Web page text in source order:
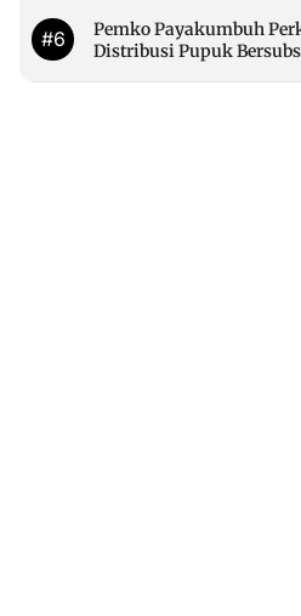
#6
Pemko Payakumbuh
Distribusi Pupuk